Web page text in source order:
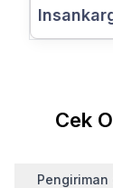
Cek
Pengiriman